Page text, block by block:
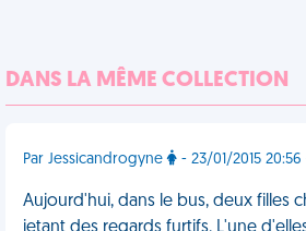
DANS LA MÊME COLLECTION
Par Jessicandrogyne - 23/01/2015
Aujourd'hui, dans le bus, deux filles